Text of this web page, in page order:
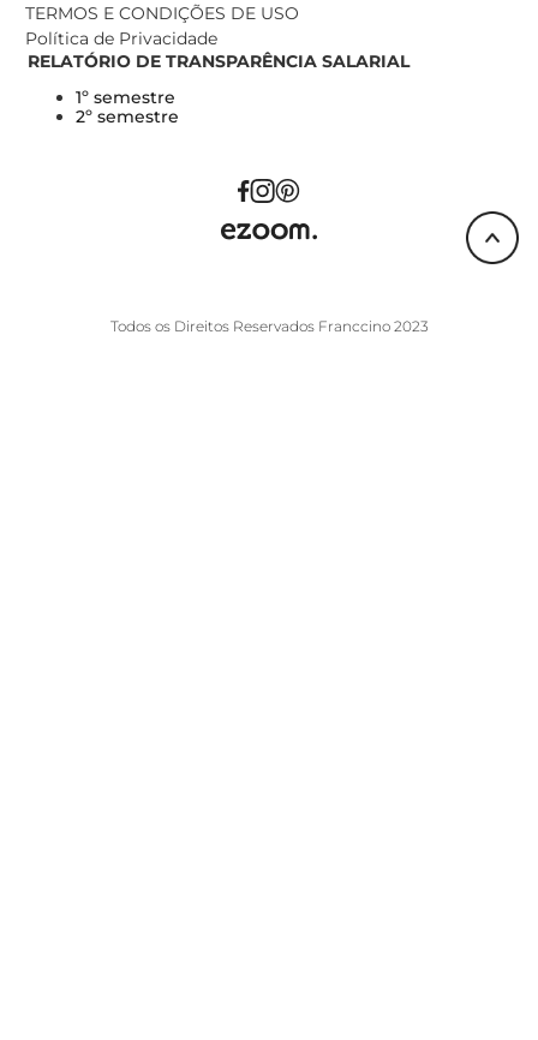
TERMOS E CONDIÇÕES DE USO
Política de Privacidade
RELATÓRIO DE TRANSPARÊNCIA SALARIAL
1º semestre
2º semestre
Todos os Direitos Reservados Franccino 2023